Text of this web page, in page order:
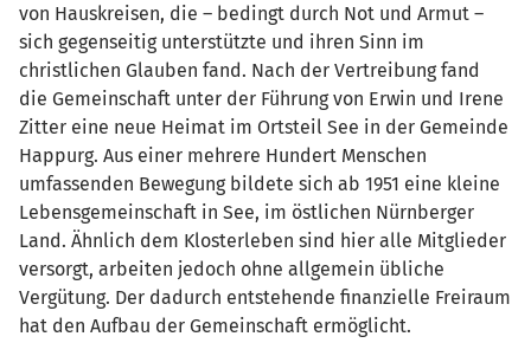
von Hauskreisen, die – bedingt durch Not und Armut –
sich gegenseitig unterstützte und ihren Sinn im
christlichen Glauben fand. Nach der Vertreibung fand
die Gemeinschaft unter der Führung von Erwin und Irene
Zitter eine neue Heimat im Ortsteil See in der Gemeinde
Happurg. Aus einer mehrere Hundert Menschen
umfassenden Bewegung bildete sich ab 1951 eine kleine
Lebensgemeinschaft in See, im östlichen Nürnberger
Land. Ähnlich dem Klosterleben sind hier alle Mitglieder
versorgt, arbeiten jedoch ohne allgemein übliche
Vergütung. Der dadurch entstehende finanzielle Freiraum
hat den Aufbau der Gemeinschaft ermöglicht.